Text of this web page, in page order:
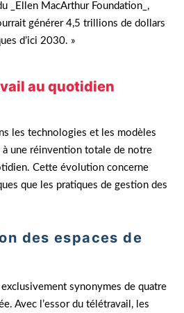
_Ellen MacArthur Foundation_,
générer 4,5 trillions de dollars
d’ici 2030. »
au quotidien
les technologies et les modèles
à une réinvention totale de notre
Cette évolution concerne
que les pratiques de gestion des
des espaces de
synonymes de quatre
Avec l’essor du télétravail, les